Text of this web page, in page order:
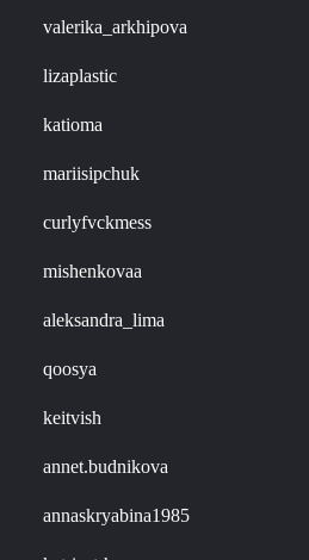
valerika_arkhipova
lizaplastic
katioma
mariisipchuk
curlyfvckmess
mishenkovaa
aleksandra_lima
qoosya
keitvish
annet.budnikova
annaskryabina1985